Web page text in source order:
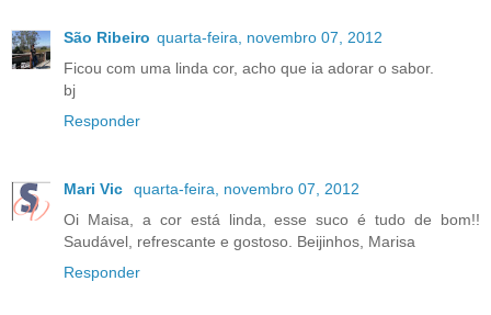
São Ribeiro quarta-feira, novembro 07, 2012
Ficou com uma linda cor, acho que ia adorar o sabor.
bj
Responder
Mari Vic
quarta-feira, novembro 07, 2012
Oi Maisa, a cor está linda, esse suco é tudo de bom!!
Saudável, refrescante e gostoso. Beijinhos, Marisa
Responder